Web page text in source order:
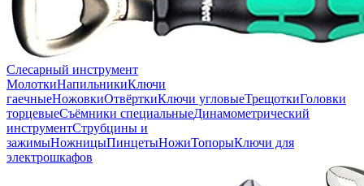
Слесарный инструмент
МолоткиНапильникиКлючи
гаечныеНожовкиОтвёрткиКлючи угловыеТрещоткиГоловки
торцевыеСъёмники специальныеДинамометрический
инструментСтрубцины и
зажимыНожницыПинцетыНожиТопорыКлючи для
электрошкафов